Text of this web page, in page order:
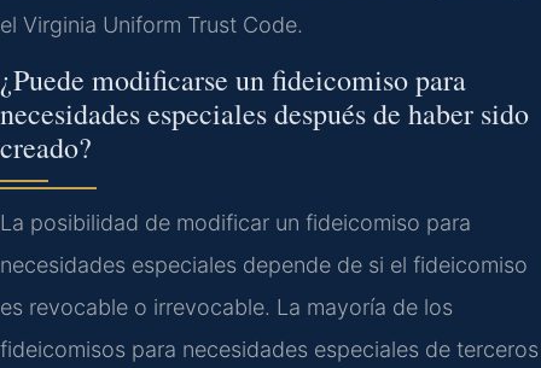
el Virginia Uniform Trust Code.
¿Puede modificarse un fideicomiso para
necesidades especiales después de haber sido
creado?
La posibilidad de modificar un fideicomiso para
necesidades especiales depende de si el fideicomiso
es revocable o irrevocable. La mayoría de los
fideicomisos para necesidades especiales de terceros